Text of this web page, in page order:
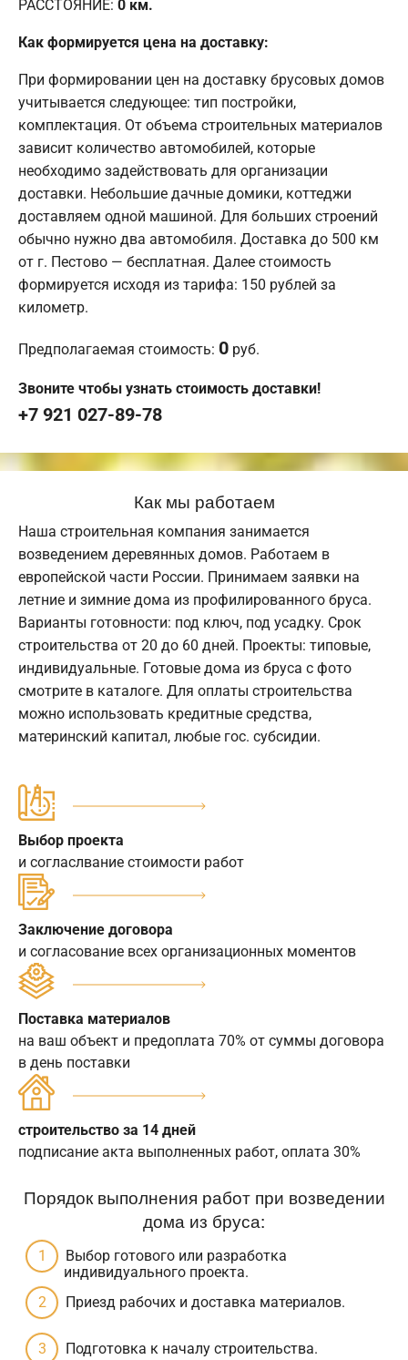
РАССТОЯНИЕ: 0 км.
Как формируется цена на доставку:
При формировании цен на доставку брусовых домов
учитывается следующее: тип постройки,
комплектация. От объема строительных материалов
зависит количество автомобилей, которые
необходимо задействовать для организации
доставки. Небольшие дачные домики, коттеджи
доставляем одной машиной. Для больших строений
обычно нужно два автомобиля. Доставка до 500 км
от г. Пестово — бесплатная. Далее стоимость
формируется исходя из тарифа: 150 рублей за
километр.
Предполагаемая стоимость: 0 руб.
Звоните чтобы узнать стоимость доставки!
+7 921 027-89-78
Как мы работаем
Наша строительная компания занимается
возведением деревянных домов. Работаем в
европейской части России. Принимаем заявки на
летние и зимние дома из профилированного бруса.
Варианты готовности: под ключ, под усадку. Срок
строительства от 20 до 60 дней. Проекты: типовые,
индивидуальные. Готовые дома из бруса с фото
смотрите в каталоге. Для оплаты строительства
можно использовать кредитные средства,
материнский капитал, любые гос. субсидии.
Выбор проекта
и согласлвание стоимости работ
Заключение договора
и согласование всех организационных моментов
Поставка материалов
на ваш объект и предоплата 70% от суммы договора
в день поставки
строительство за 14 дней
подписание акта выполненных работ, оплата 30%
Порядок выполнения работ при возведении
дома из бруса:
Выбор готового или разработка
индивидуального проекта.
Приезд рабочих и доставка материалов.
Подготовка к началу строительства.